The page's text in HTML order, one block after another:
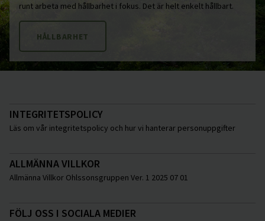
runt arbeta med hållbarhet i fokus. Det är helt enkelt hållbart.
HÅLLBARHET
INTEGRITETSPOLICY
Läs om vår integritetspolicy och hur vi hanterar personuppgifter
ALLMÄNNA VILLKOR
Allmänna Villkor Ohlssonsgruppen Ver. 1 2025 07 01
FÖLJ OSS I SOCIALA MEDIER